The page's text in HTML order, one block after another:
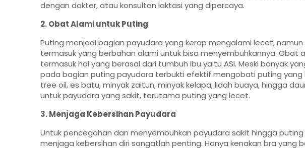
dengan dokter, atau konsultan laktasi yang dipercaya.
2. Obat Alami untuk Puting
Puting menjadi bagian payudara yang kerap mengalami lecet,
termasuk yang berbahan alami untuk bisa menyembuhkannya. Obat
termasuk hal yang berasal dari tumbuh ibu yaitu ASI. Meski banyak
pada bagian puting payudara terbukti efektif mengobati puting yang
tree oil, es batu, minyak zaitun, minyak kelapa, lidah buaya, hingga
untuk payudara yang sakit, terutama puting yang lecet.
3. Menjaga Kebersihan Payudara
Untuk pencegahan dan menyembuhkan payudara sakit hingga
menjaga kebersihan diri sangatlah penting. Hanya kenakan bra yang